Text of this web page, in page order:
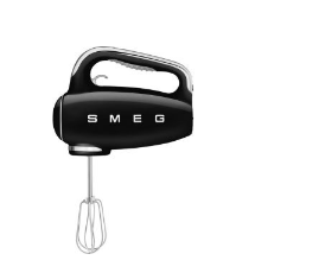
Programma's Collezione
Mat Zwart